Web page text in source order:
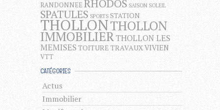
RANDONNEERHODOS SAISON SOLEIL
SPATULES SPORTS STATION
THOLLONTHOLLON
IMMOBILIERTHOLLON LES
MEMISES TOITURE TRAVAUXVIVIEN
VTT
CATÉGORIES
Actus
Immobilier